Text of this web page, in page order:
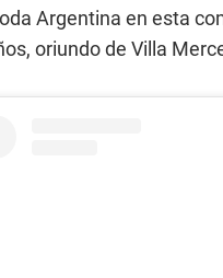
Argentina en esta
oriundo de Villa